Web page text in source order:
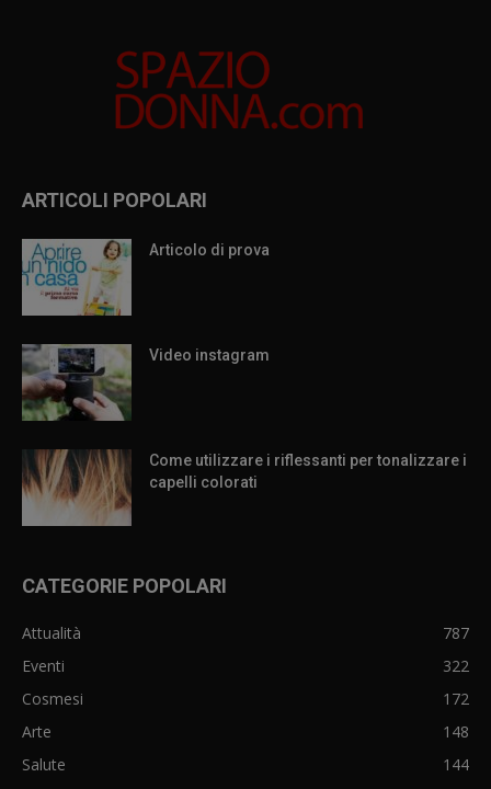
ARTICOLI POPOLARI
Articolo di prova
Video instagram
Come utilizzare i riflessanti per tonalizzare i
capelli colorati
CATEGORIE POPOLARI
Attualità
787
Eventi
322
Cosmesi
172
Arte
148
Salute
144